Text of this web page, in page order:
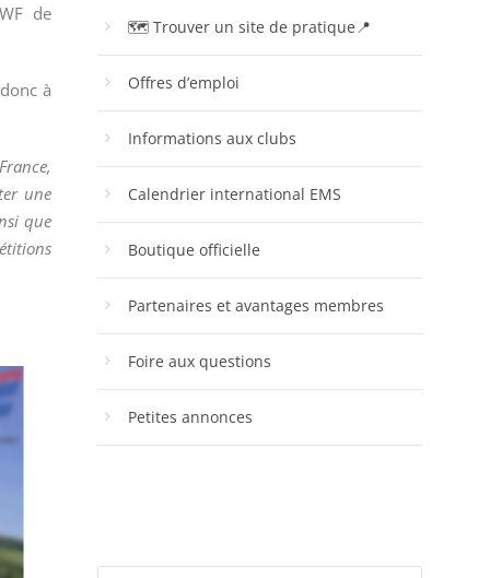
de
à
une
que
🗺 Trouver un site de pratique📍
Offres d’emploi
Informations aux clubs
Calendrier international EMS
Boutique officielle
Partenaires et avantages membres
Foire aux questions
Petites annonces